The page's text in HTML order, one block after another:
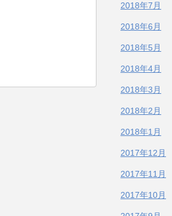
2018年7月
2018年6月
2018年5月
2018年4月
2018年3月
2018年2月
2018年1月
2017年12月
2017年11月
2017年10月